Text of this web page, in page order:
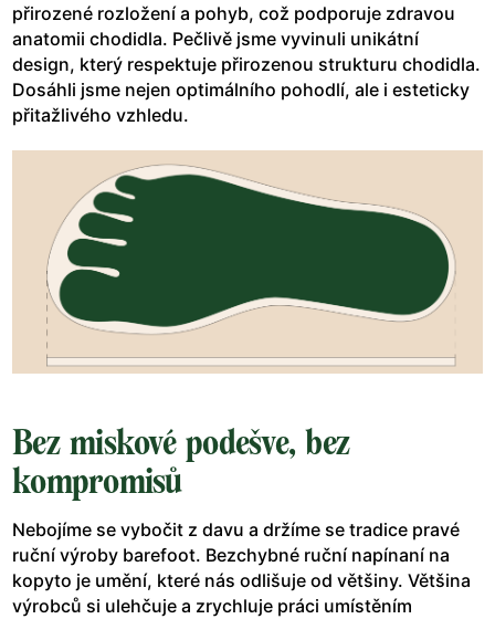
přirozené rozložení a pohyb, což podporuje zdravou
anatomii chodidla. Pečlivě jsme vyvinuli unikátní
design, který respektuje přirozenou strukturu chodidla.
Dosáhli jsme nejen optimálního pohodlí, ale i esteticky
přitažlivého vzhledu.
Bez miskové podešve, bez
kompromisů
Nebojíme se vybočit z davu a držíme se tradice pravé
ruční výroby barefoot. Bezchybné ruční napínaní na
kopyto je umění, které nás odlišuje od většiny. Většina
výrobců si ulehčuje a zrychluje práci umístěním